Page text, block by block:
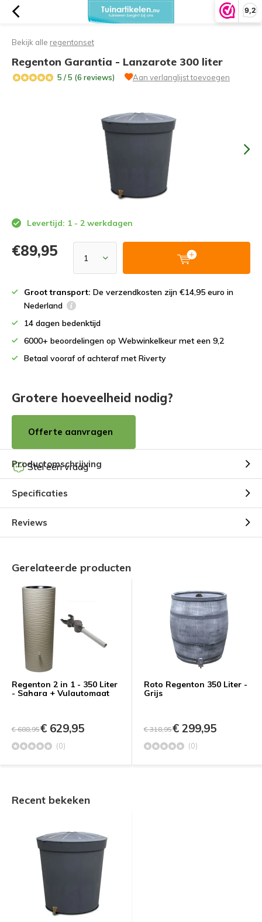
9,2
Bekijk alle regentonset
Regenton Garantia - Lanzarote 300 liter
5 / 5 (6 reviews) Aan verlanglijst toevoegen
Levertijd: 1 - 2 werkdagen
€89,95
Groot transport: De verzendkosten zijn €14,95 euro in
Nederland
14 dagen bedenktijd
6000+ beoordelingen op Webwinkelkeur met een 9,2
Betaal vooraf of achteraf met Riverty
Grotere hoeveelheid nodig?
Offerte aanvragen
Stel een vraag
Productomschrijving
Specificaties
Reviews
Gerelateerde producten
Regenton 2 in 1 - 350 Liter
- Sahara + Vulautomaat
€ 688,95€ 629,95
(0)
Roto Regenton 350 Liter -
Grijs
€ 318,95€ 299,95
(0)
Recent bekeken